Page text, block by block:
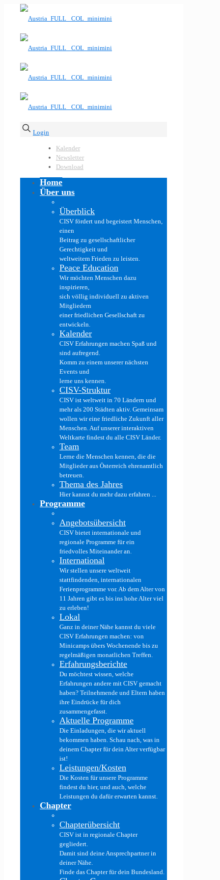
Login
Kalender
Newsletter
Download
Home
Über uns
Überblick
CISV fördert und begeistert Menschen,
einen
Beitrag zu gesellschaftlicher
Gerechtigkeit und
weltweitem Frieden zu leisten.
Peace Education
Wir möchten Menschen dazu
inspirieren,
sich völlig individuell zu aktiven
Mitgliedern
einer friedlichen Gesellschaft zu
entwickeln.
Kalender
CISV Erfahrungen machen Spaß und
sind aufregend.
Komm zu einem unserer nächsten
Events und
lerne uns kennen.
CISV-Struktur
CISV ist weltweit in 70 Ländern und
mehr als 200 Städten aktiv. Gemeinsam
wollen wir eine friedliche Zukunft aller
Menschen. Auf unserer interaktiven
Weltkarte findest du alle CISV Länder.
Team
Lerne die Menschen kennen, die die
Mitglieder aus Österreich ehrenamtlich
betreuen.
Thema des Jahres
Hier kannst du mehr dazu erfahren ...
Programme
Angebotsübersicht
CISV bietet internationale und
regionale Programme für ein
friedvolles Miteinander an.
International
Wir stellen unsere weltweit
stattfindenden, internationalen
Ferienprogramme vor. Ab dem Alter von
11 Jahren gibt es bis ins hohe Alter viel
zu erleben!
Lokal
Ganz in deiner Nähe kannst du viele
CISV Erfahrungen machen: von
Minicamps übers Wochenende bis zu
regelmäßigen monatlichen Treffen.
Erfahrungsberichte
Du möchtest wissen, welche
Erfahrungen andere mit CISV gemacht
haben? Teilnehmende und Eltern haben
ihre Eindrücke für dich
zusammengefasst.
Aktuelle Programme
Die Einladungen, die wir aktuell
bekommen haben. Schau nach, was in
deinem Chapter für dein Alter verfügbar
ist!
Leistungen/Kosten
Die Kosten für unsere Programme
findest du hier, und auch, welche
Leistungen du dafür erwarten kannst.
Chapter
Chapterübersicht
CISV ist in regionale Chapter
gegliedert.
Damit sind deine Ansprechpartner in
deiner Nähe.
Finde das Chapter für dein Bundesland.